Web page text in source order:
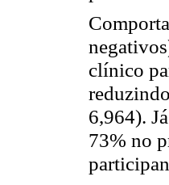
clínico
6,964).
73% no